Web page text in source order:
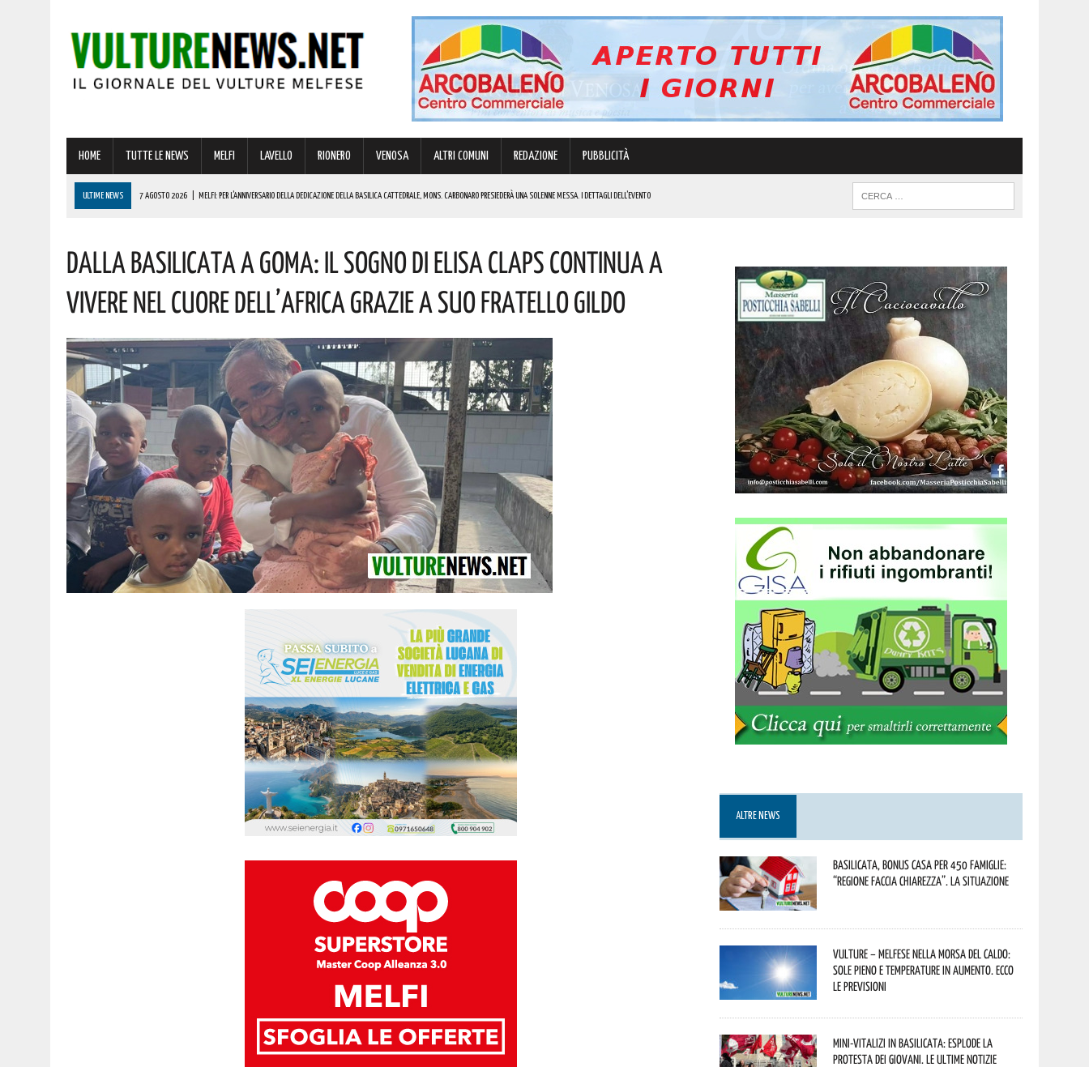
HOME TUTTE LE NEWS MELFI LAVELLO RIONERO VENOSA ALTRI COMUNI REDAZIONE PUBBLICITÀ
ULTIME NEWS 7 AGOSTO 2026 MELFI: PER L’ANNIVERSARIO DELLA DEDICAZIONE DELLA BASILICA CATTEDRALE, MONS. CARBONARO PRESIEDERÀ UNA SOLENNE MESSA. I DETTAGLI DELL’EVENTO
7 AGOSTO 2026 | RIONERO CELEBRA L’AMATISSIMA MADONNA DEL CARMELO: I CONCERTI DEI DIK DIK E DI GABBANI PER IL GRAN FINALE! I DETTAGLI
7 AGOSTO 2026 | BENZINA ANNACQUATA E GASOLIO SPORCO, UN IMPIANTO SU CINQUE NON È IN REGOLA: “IL PROBLEMA RIGUARDA L’INTERO TERRITORIO NAZIONALE”! I DETTAGLI
Dalla Basilicata A Goma: Il Sogno Di Elisa Claps Continua A
Vivere Nel Cuore Dell’Africa Grazie A Suo Fratello Gildo
ALTRE NEWS
Basilicata, Bonus casa per 450 famiglie:
“Regione faccia chiarezza”. La situazione
Vulture – melfese nella morsa del caldo:
sole pieno e temperature in aumento. Ecco
le previsioni
Mini-vitalizi in Basilicata: esplode la
protesta dei giovani. Le ultime notizie